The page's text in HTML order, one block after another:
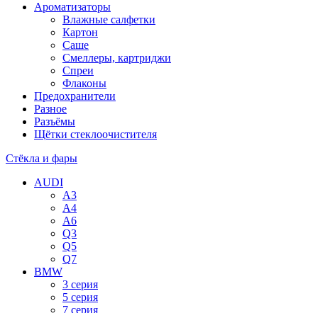
Ароматизаторы
Влажные салфетки
Картон
Саше
Смеллеры, картриджи
Спреи
Флаконы
Предохранители
Разное
Разъёмы
Щётки стеклоочистителя
Стёкла и фары
AUDI
A3
A4
A6
Q3
Q5
Q7
BMW
3 серия
5 серия
7 серия